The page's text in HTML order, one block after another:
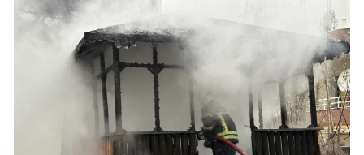
Ordu
Rize
Sakarya